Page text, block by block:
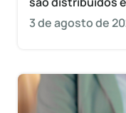
3 de agosto de